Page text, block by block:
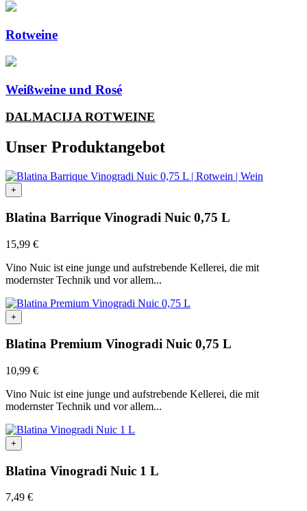
Rotweine
Weißweine und Rosé
DALMACIJA ROTWEINE
Unser Produktangebot
+
Blatina Barrique Vinogradi Nuic 0,75 L
15,99 €
Vino Nuic ist eine junge und aufstrebende Kellerei, die mit
modernster Technik und vor allem...
+
Blatina Premium Vinogradi Nuic 0,75 L
10,99 €
Vino Nuic ist eine junge und aufstrebende Kellerei, die mit
modernster Technik und vor allem...
+
Blatina Vinogradi Nuic 1 L
7,49 €